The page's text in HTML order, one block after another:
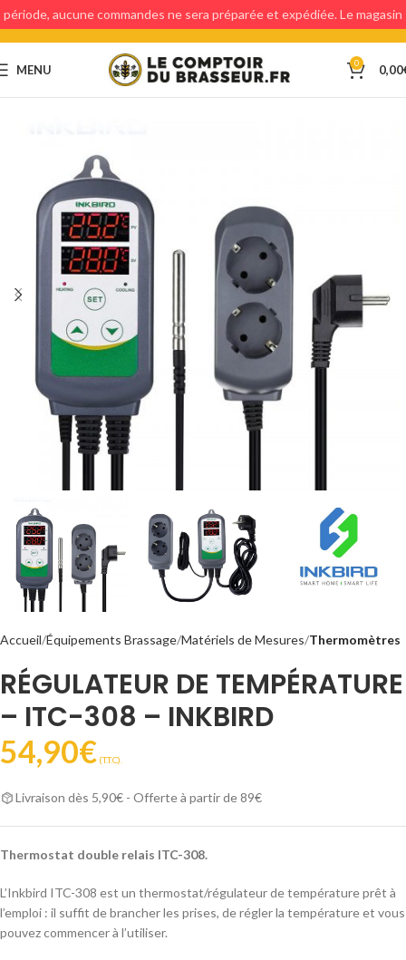
MENU 0 0,00
Accueil Équipements Brassage Matériels de Mesures Thermomètres
RÉGULATEUR DE TEMPÉRATURE
– ITC-308 – INKBIRD
54,90€ (T.T.C).
Livraison dès 5,90€ - Offerte à partir de 89€
Thermostat double relais ITC-308.
L’Inkbird ITC-308 est un thermostat/régulateur de température prêt à
l’emploi : il suffit de brancher les prises, de régler la température et vous
pouvez commencer à l’utiliser.
période, aucune commandes ne sera préparée et expédiée. Le magasin
étant fermé, aucun retraits en magasin ne sera possible.